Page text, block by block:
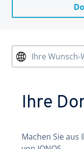
Ihre Wunsch-
Ihre
Machen Sie aus